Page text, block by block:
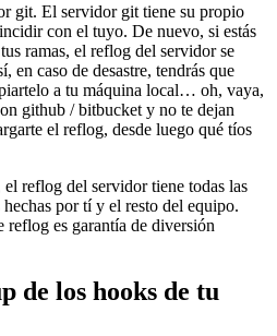
git. El servidor git tiene su propio
con el tuyo. De nuevo, si estás
ramas, el reflog del servidor se
en caso de desastre, tendrás que
a tu máquina local… oh, vaya,
github / bitbucket y no te dejan
el reflog, desde luego qué tíos
el reflog del servidor tiene todas las
por tí y el resto del equipo.
reflog es garantía de diversión
de los hooks de tu